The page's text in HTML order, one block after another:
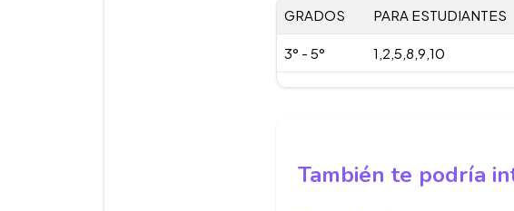
GRADOS PARA ESTUDIANTES
3° - 5° 1,2,5,8,9,10
También te podría